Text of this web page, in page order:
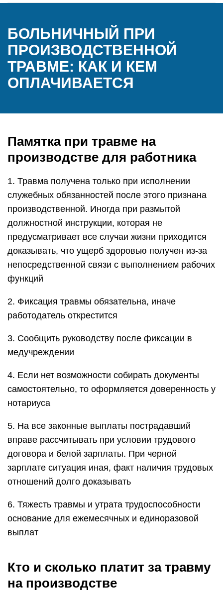
БОЛЬНИЧНЫЙ ПРИ
ПРОИЗВОДСТВЕННОЙ
ТРАВМЕ: КАК И КЕМ
ОПЛАЧИВАЕТСЯ
Памятка при травме на
производстве для работника
1. Травма получена только при исполнении
служебных обязанностей после этого признана
производственной. Иногда при размытой
должностной инструкции, которая не
предусматривает все случаи жизни приходится
доказывать, что ущерб здоровью получен из-за
непосредственной связи с выполнением рабочих
функций
2. Фиксация травмы обязательна, иначе
работодатель открестится
3. Сообщить руководству после фиксации в
медучреждении
4. Если нет возможности собирать документы
самостоятельно, то оформляется доверенность у
нотариуса
5. На все законные выплаты пострадавший
вправе рассчитывать при условии трудового
договора и белой зарплаты. При черной
зарплате ситуация иная, факт наличия трудовых
отношений долго доказывать
6. Тяжесть травмы и утрата трудоспособности
основание для ежемесячных и единоразовой
выплат
Кто и сколько платит за травму
на производстве